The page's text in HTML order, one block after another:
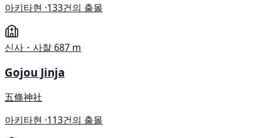
아키타현 ·133건의 출몰
신사・사찰 687 m
Gojou Jinja
五條神社
아키타현 ·113건의 출몰